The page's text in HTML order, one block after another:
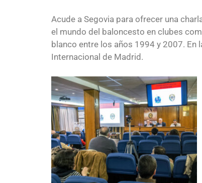
Acude a Segovia para ofrecer una
el mundo del baloncesto en clubes
blanco entre los años 1994 y 2007. En
Internacional de Madrid.